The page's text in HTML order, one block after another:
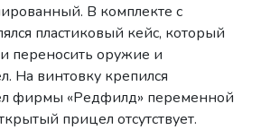
В комплекте с
пластиковый кейс, который
переносить оружие и
На винтовку крепился
фирмы «Редфилд» переменной
прицел отсутствует.